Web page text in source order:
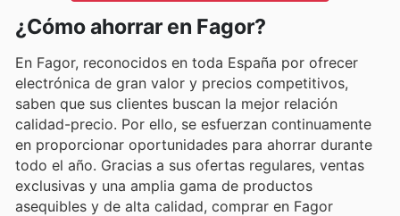
¿Cómo ahorrar en Fagor?
En Fagor, reconocidos en toda España por ofrecer
electrónica de gran valor y precios competitivos,
saben que sus clientes buscan la mejor relación
calidad-precio. Por ello, se esfuerzan continuamente
en proporcionar oportunidades para ahorrar durante
todo el año. Gracias a sus ofertas regulares, ventas
exclusivas y una amplia gama de productos
asequibles y de alta calidad, comprar en Fagor